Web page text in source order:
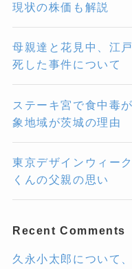
現状の株価も解説
母親達と花見中、江
死した事件について
ステーキ宮で食中毒
象地域が茨城の理由
東京デザインウィー
くんの父親の思い
Recent Comments
久永小太郎について